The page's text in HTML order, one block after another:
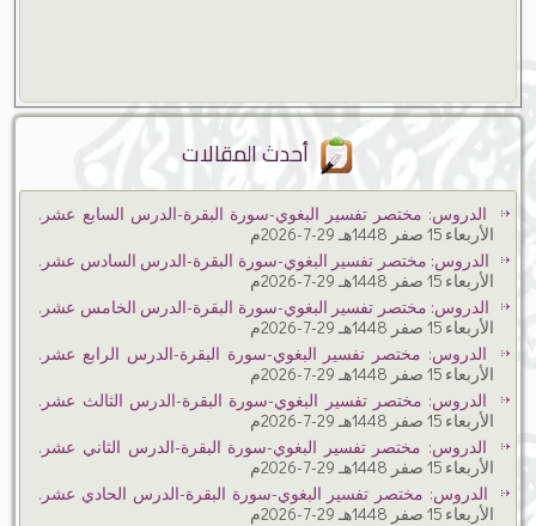
أحدث المقالات
الدروس: مختصر تفسير البغوي-سورة البقرة-الدرس السابع عشر.
الأربعاء 15 صفر 1448هـ 29-7-2026م
الدروس: مختصر تفسير البغوي-سورة البقرة-الدرس السادس عشر.
الأربعاء 15 صفر 1448هـ 29-7-2026م
الدروس: مختصر تفسير البغوي-سورة البقرة-الدرس الخامس عشر.
الأربعاء 15 صفر 1448هـ 29-7-2026م
الدروس: مختصر تفسير البغوي-سورة البقرة-الدرس الرابع عشر.
الأربعاء 15 صفر 1448هـ 29-7-2026م
الدروس: مختصر تفسير البغوي-سورة البقرة-الدرس الثالث عشر.
الأربعاء 15 صفر 1448هـ 29-7-2026م
الدروس: مختصر تفسير البغوي-سورة البقرة-الدرس الثاني عشر.
الأربعاء 15 صفر 1448هـ 29-7-2026م
الدروس: مختصر تفسير البغوي-سورة البقرة-الدرس الحادي عشر.
الأربعاء 15 صفر 1448هـ 29-7-2026م